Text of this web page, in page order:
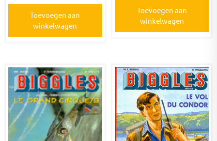
Toevoegen aan
winkelwagen
Toevoegen aan
winkelwagen